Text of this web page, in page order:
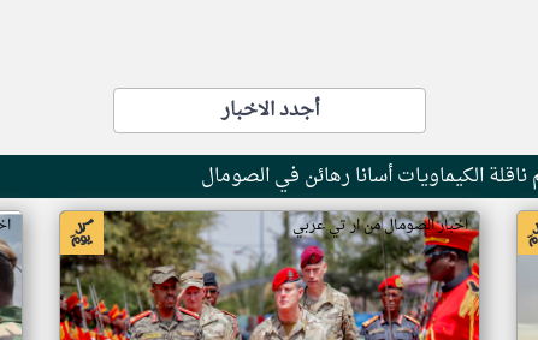
أجدد الاخبار
الكيماويات أسانا رهائن في الصومال
اخبار الصومال من ار تي عربي